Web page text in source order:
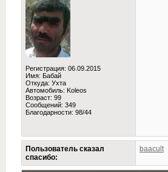
Регистрация: 06.09.2015
Имя: Бабай
Откуда: Ухта
Автомобиль: Koleos
Возраст: 99
Сообщений: 349
Благодарности: 98/44
Пользователь сказал
cпасибо:
baacult